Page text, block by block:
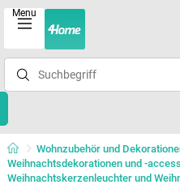
Menu
Wohnzubehör und
Weihnachtsdekorationen und -
Weihnachtskerzenleuchter und